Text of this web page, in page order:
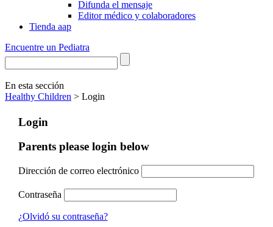
Difunda el mensaje
Editor médico y colaboradores
Tienda aap
Encuentre un Pediatra
En esta sección
Healthy Children > Login
Login
Parents please login below
Dirección de correo electrónico
Contraseña
¿Olvidó su contraseña?